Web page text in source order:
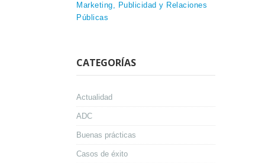
Marketing, Publicidad y Relaciones
Públicas
CATEGORÍAS
Actualidad
ADC
Buenas prácticas
Casos de éxito